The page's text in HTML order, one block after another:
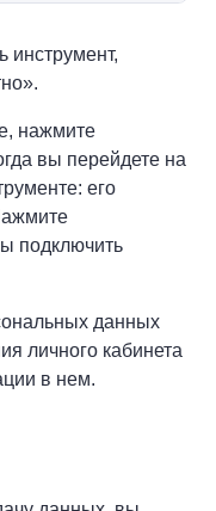
инструмент,
нажмите
вы перейдете на
его
подключить
данных
личного кабинета
в нем.